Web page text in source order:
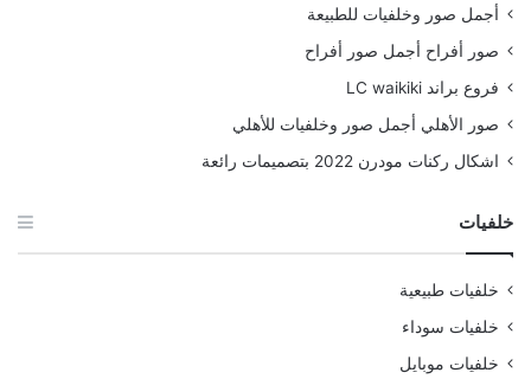
أجمل صور وخلفيات للطبيعة
صور أفراح أجمل صور أفراح
فروع براند LC waikiki
صور الأهلي أجمل صور وخلفيات للأهلي
اشكال ركنات مودرن 2022 بتصميمات رائعة
خلفيات
خلفيات طبيعية
خلفيات سوداء
خلفيات موبايل